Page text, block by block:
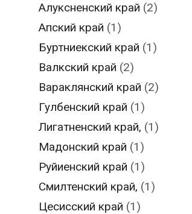
Алуксненский край (2)
Апский край (1)
Буртниекский край (1)
Валкский край (2)
Вараклянский край (2)
Гулбенский край (1)
Лигатненский край, (1)
Мадонский край (1)
Руйиенский край (1)
Смилтенский край, (1)
Цесисский край (1)